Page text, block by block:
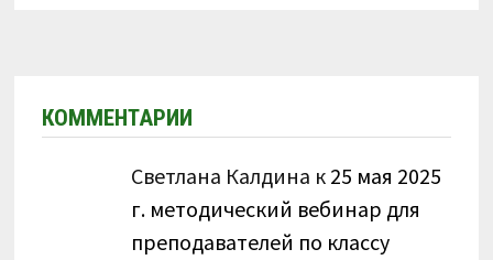
КОММЕНТАРИИ
Светлана Калдина к 25 мая 2025
г. методический вебинар для
преподавателей по классу